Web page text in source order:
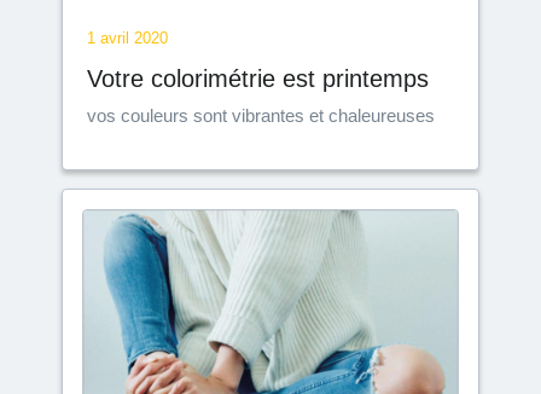
1 avril 2020
Votre colorimétrie est printemps
vos couleurs sont vibrantes et chaleureuses